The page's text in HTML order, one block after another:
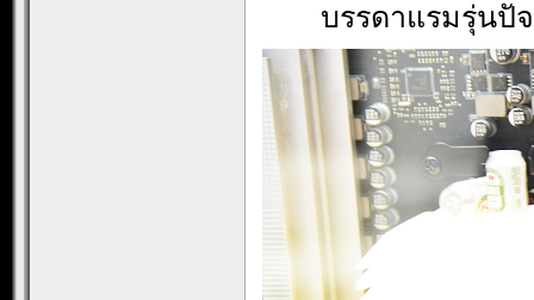
บรรดาแรมรุ่นปั